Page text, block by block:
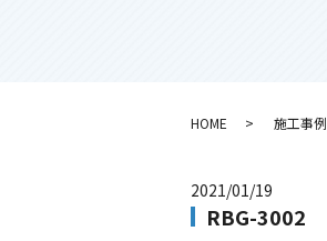
HOME 施工事例
2021/01/19
RBG-3002